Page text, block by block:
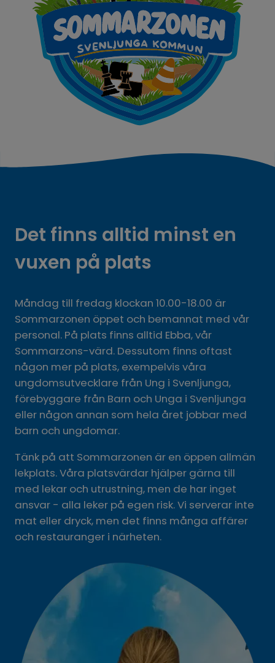
Det finns alltid minst en
vuxen på plats
Måndag till fredag klockan 10.00-18.00 är
Sommarzonen öppet och bemannat med vår
personal. På plats finns alltid Ebba, vår
Sommarzons-värd. Dessutom finns oftast
någon mer på plats, exempelvis våra
ungdomsutvecklare från Ung i Svenljunga,
förebyggare från Barn och Unga i Svenljunga
eller någon annan som hela året jobbar med
barn och ungdomar.
Tänk på att Sommarzonen är en öppen allmän
lekplats. Våra platsvärdar hjälper gärna till
med lekar och utrustning, men de har inget
ansvar - alla leker på egen risk. Vi serverar inte
mat eller dryck, men det finns många affärer
och restauranger i närheten.